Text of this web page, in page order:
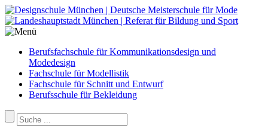
Berufsfachschule für Kommunikationsdesign und
Modedesign
Fachschule für Modellistik
Fachschule für Schnitt und Entwurf
Berufsschule für Bekleidung